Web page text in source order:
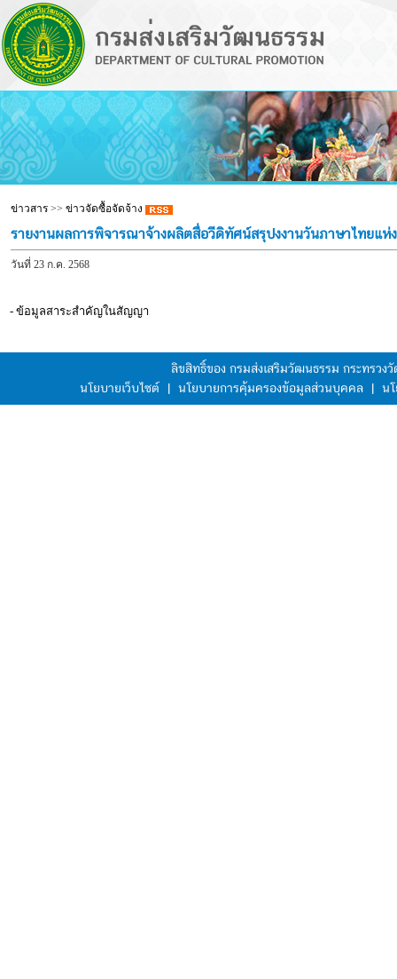
ข่าวสาร>> ข่าวจัดซื้อจัดจ้าง
รายงานผลการพิจารณาจ้างผลิตสื่อวีดิทัศน์สรุปงงานวันภาษาไทยแ
วันที่ 23 ก.ค. 2568
- ข้อมูลสาระสำคัญในสัญญา
ลิขสิทธิ์ของ กรมส่งเสริมวัฒนธรรม กระทรว
นโยบายเว็บไซต์
| นโยบายการคุ้มครองข้อมูลส่วนบุคคล | น